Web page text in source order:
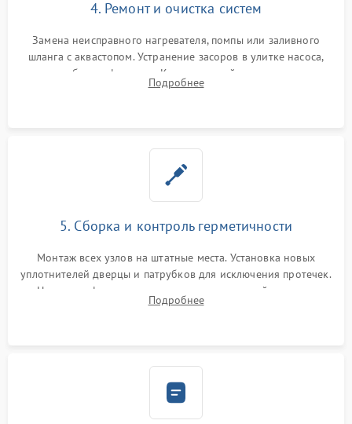
4. Ремонт и очистка систем
Замена неисправного нагревателя, помпы или заливного
шланга с аквастопом. Устранение засоров в улитке насоса,
патрубках и фильтрах. Компонентный ремонт платы
управления, восстановление поврежденной проводки.
Подробнее
5. Сборка и контроль герметичности
Монтаж всех узлов на штатные места. Установка новых
уплотнителей дверцы и патрубков для исключения протечек.
Надежная фиксация хомутов гидравлической системы,
сборка корпуса и установка датчика поплавка.
Подробнее